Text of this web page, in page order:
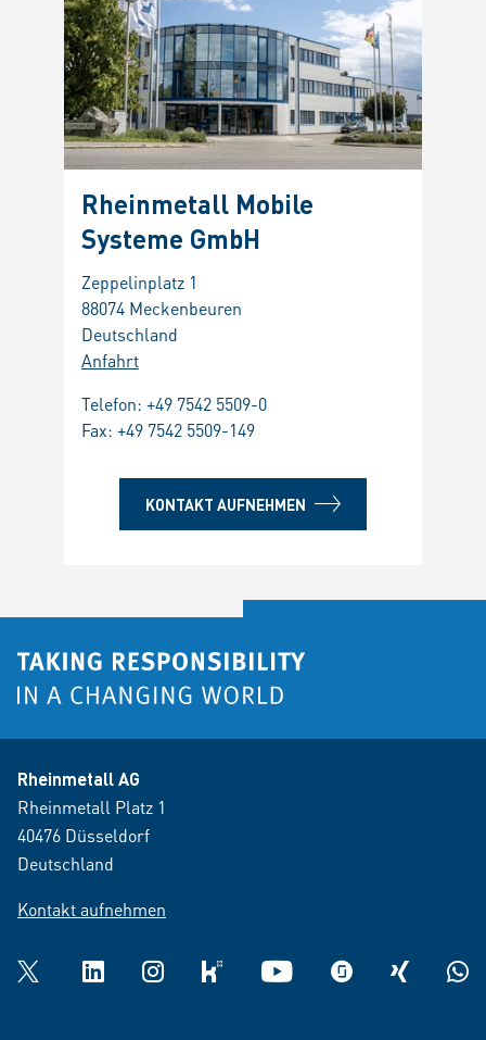
Rheinmetall Mobile
Systeme GmbH
Zeppelinplatz 1
88074 Meckenbeuren
Deutschland
Anfahrt
Telefon: +49 7542 5509-0
Fax: +49 7542 5509-149
KONTAKT AUFNEHMEN
Rheinmetall AG
Rheinmetall Platz 1
40476 Düsseldorf
Deutschland
Kontakt aufnehmen
Twitter LinkedInInstagramkununu YouTube glassdoorXING